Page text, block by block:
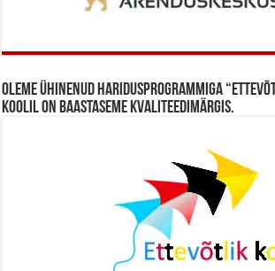
Oleme ühinenud haridusprogrammiga
koolil on baastaseme kvaliteedimärgis.